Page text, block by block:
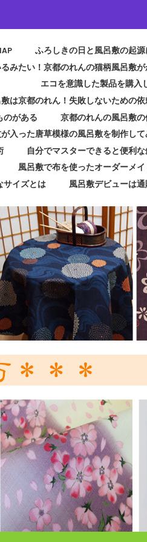
ふろしきの日と風呂敷の起
みたい！京都のれんの猫柄風呂敷
エコを意識した製品を購入
は京都のれん！失敗しないための依
のがある
京都のれんの風呂敷
入った唐草模様の風呂敷を制作して
自分でマスターできると便利
風呂敷で布を使ったオーダーメ
サイズとは
風呂敷デビューは通